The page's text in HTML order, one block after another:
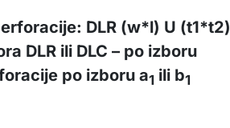
DLR (w*l) U (t1*t2)
DLR ili DLC – po izboru
po izboru a1 ili b1